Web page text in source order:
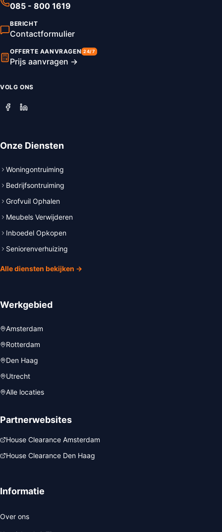
085 - 800 1619
BERICHT
Contactformulier
OFFERTE AANVRAGEN 24/7
Prijs aanvragen →
VOLG ONS
Onze Diensten
Woningontruiming
Bedrijfsontruiming
Grofvuil Ophalen
Meubels Verwijderen
Inboedel Opkopen
Seniorenverhuizing
Alle diensten bekijken →
Werkgebied
Amsterdam
Rotterdam
Den Haag
Utrecht
Alle locaties
Partnerwebsites
House Clearance Amsterdam
House Clearance Den Haag
Informatie
Over ons